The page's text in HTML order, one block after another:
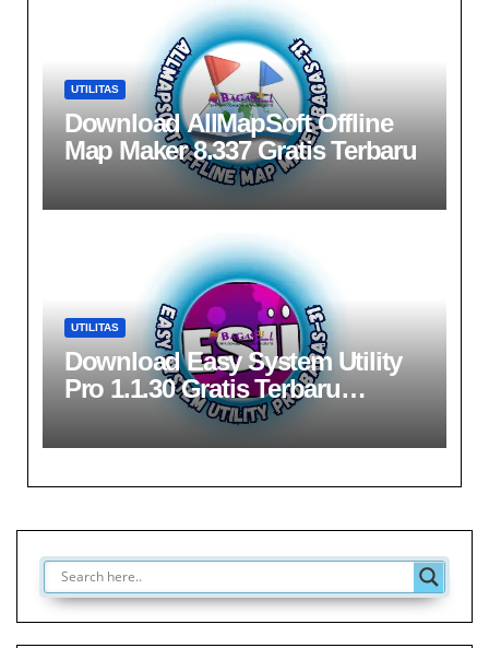
UTILITAS
Download AllMapSoft Offline
Map Maker 8.337 Gratis Terbaru
UTILITAS
Download Easy System Utility
Pro 1.1.30 Gratis Terbaru